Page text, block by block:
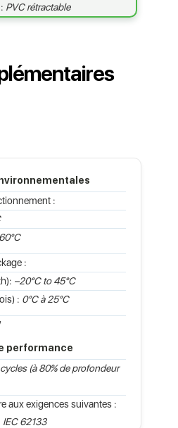
PVC rétractable
:
:
–20°C to 45°C
: 0°C à 25°C
performance
(à 80% de profondeur
aux exigences suivantes :
IEC 62133